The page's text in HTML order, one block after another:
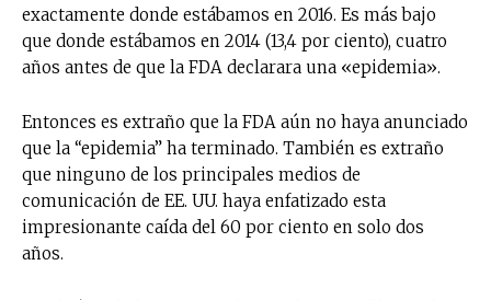
exactamente donde estábamos en 2016. Es más bajo
que donde estábamos en 2014 (13,4 por ciento), cuatro
años antes de que la FDA declarara una «epidemia».
Entonces es extraño que la FDA aún no haya anunciado
que la “epidemia” ha terminado. También es extraño
que ninguno de los principales medios de
comunicación de EE. UU. haya enfatizado esta
impresionante caída del 60 por ciento en solo dos
años.